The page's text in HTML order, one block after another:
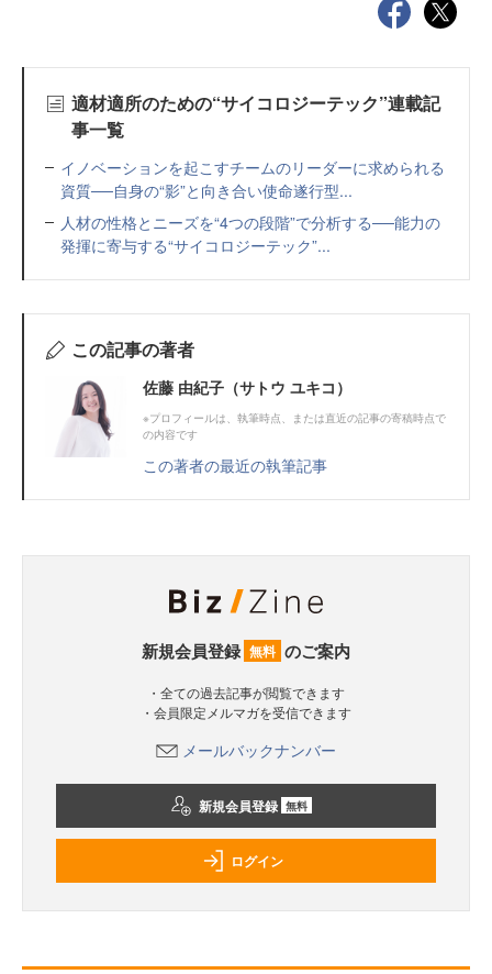
適材適所のための“サイコロジーテック”連載記
事一覧
イノベーションを起こすチームのリーダーに求められる
資質──自身の“影”と向き合い使命遂行型...
人材の性格とニーズを“4つの段階”で分析する──能力の
発揮に寄与する“サイコロジーテック”...
この記事の著者
佐藤 由紀子（サトウ ユキコ）
※プロフィールは、執筆時点、または直近の記事の寄稿時点で
の内容です
この著者の最近の執筆記事
新規会員登録 無料 のご案内
・全ての過去記事が閲覧できます
・会員限定メルマガを受信できます
メールバックナンバー
新規会員登録 無料
ログイン